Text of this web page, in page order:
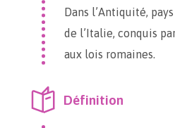
Dans l’Antiquité,
de l’Italie, conquis
aux lois romaines.
Définition